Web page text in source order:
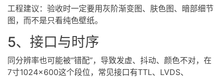
工程建议：验收时一定要用灰阶渐变图、肤色图、暗部细节
图，而不是只看纯色壁纸。
5、接口与时序
同分辨率也可能被“错配”，导致发虚、抖动、颜色不对，在
7寸1024×600这个段位，常见接口有TTL、LVDS、